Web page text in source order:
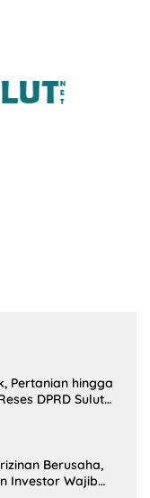
Pertanian hingga
DPRD Sulut
Berusaha,
Investor Wajib